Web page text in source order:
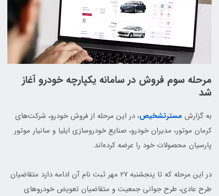
مرحله سوم فروش در سامانه یکپارچه خودرو آغاز
شد
به گزارش مسترتشخیص، در این مرحله از فروش خودرو، شرکت‌های
کرمان موتور، مدیران خودرو، صنایع خودروسازی ایلیا و سانیار موتور
پارسیان محصولات خود را عرضه کرده‌اند.
در این مرحله که تا پنجشنبه ۲۷ مهر ثبت نام آن ادامه دارد متقاضیان
طرح عادی، طرح جوانی جمعیت و متقاضیان تعویض خودروهای